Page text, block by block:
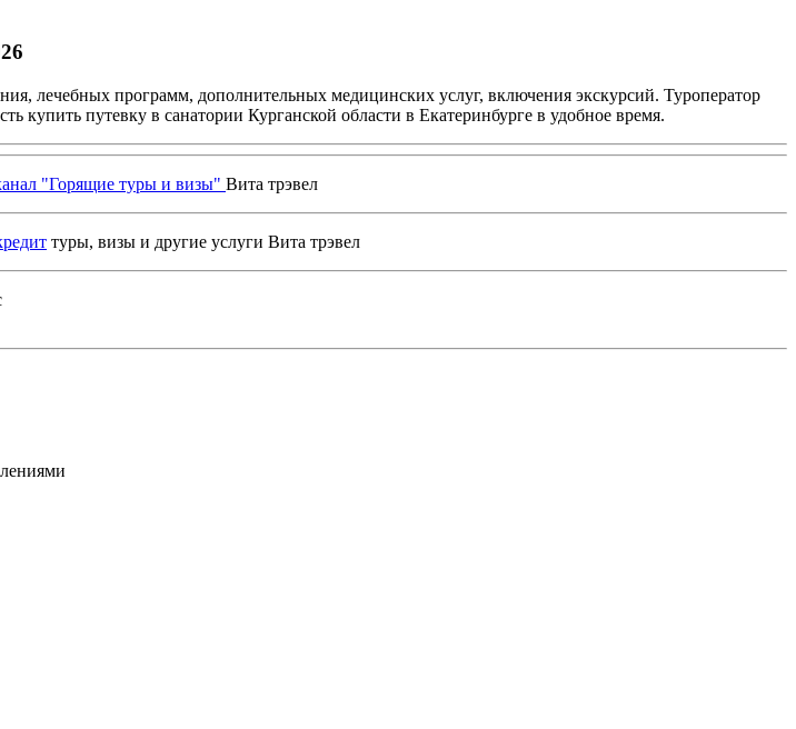
лечебных программ, дополнительных медицинских услуг, включения экскурсий. Туроператор
купить путевку в санатории Курганской области в Екатеринбурге в удобное время.
"Горящие туры и визы" Вита трэвел
туры, визы и другие услуги Вита трэвел